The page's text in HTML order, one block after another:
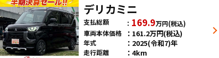
デリカミニ
支払総額 169.9万円(税込)
車両本体価格
161.2万円(税込)
年式 2025(令和7)年
走行距離 4km